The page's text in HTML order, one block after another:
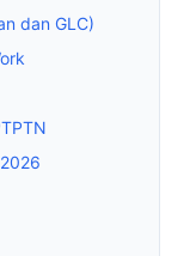
dan GLC)